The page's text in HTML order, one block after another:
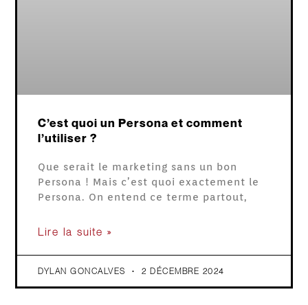
C’est quoi un Persona et comment
l’utiliser ?
Que serait le marketing sans un bon
Persona ! Mais c’est quoi exactement le
Persona. On entend ce terme partout,
Lire la suite »
DYLAN GONCALVES 2 DÉCEMBRE 2024